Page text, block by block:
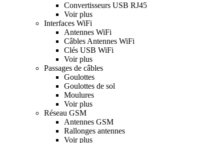
Convertisseurs USB RJ45
Voir plus
Interfaces WiFi
Antennes WiFi
Câbles Antennes WiFi
Clés USB WiFi
Voir plus
Passages de câbles
Goulottes
Goulottes de sol
Moulures
Voir plus
Réseau GSM
Antennes GSM
Rallonges antennes
Voir plus